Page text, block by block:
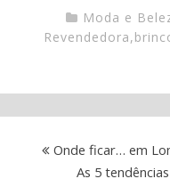
Moda e
Revendedora,
Onde ficar… em
As 5